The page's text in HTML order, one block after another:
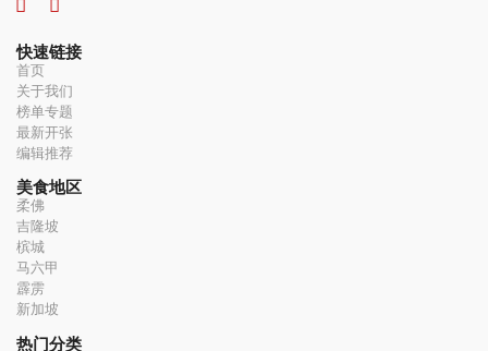
快速链接
首页
关于我们
榜单专题
最新开张
编辑推荐
美食地区
柔佛
吉隆坡
槟城
马六甲
霹雳
新加坡
热门分类